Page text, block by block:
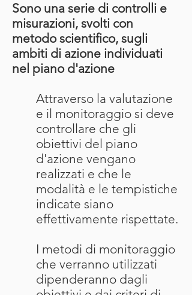
Sono una serie di controlli e
misurazioni, svolti con
metodo scientifico, sugli
ambiti di azione individuati
nel piano d'azione
Attraverso la valutazione
e il monitoraggio si deve
controllare che gli
obiettivi del piano
d'azione vengano
realizzati e che le
modalità e le tempistiche
indicate siano
effettivamente rispettate.
I metodi di monitoraggio
che verranno utilizzati
dipenderanno dagli